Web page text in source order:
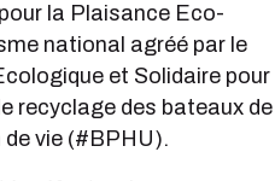
la Plaisance Eco-
national agréé par le
et Solidaire pour
recyclage des bateaux de
vie (#BPHU).